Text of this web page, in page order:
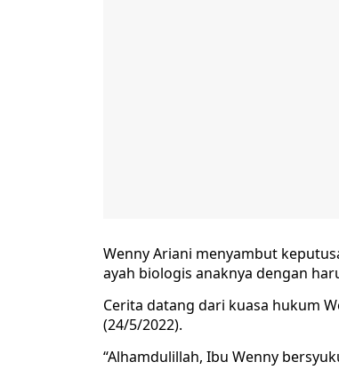
Wenny Ariani menyambut
ayah biologis anaknya dengan
Cerita datang dari kuasa hukum
(24/5/2022).
“Alhamdulillah, Ibu Wenny